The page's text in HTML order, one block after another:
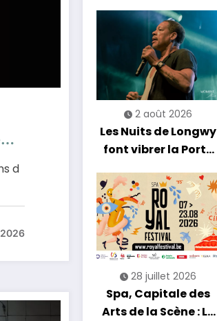
d
2 août 2026
Les Nuits de Longwy
font vibrer la Porte
soirée entre
découvertes et
énergie reggae
28 juillet 2026
Spa, Capitale des
Arts de la Scène : Le